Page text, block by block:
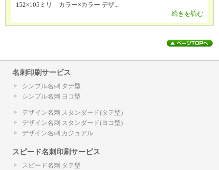
152×105ミリ カラー×カラー デザ...
続きを読む
名刺印刷サービス
シンプル名刺 タテ型
シンプル名刺 ヨコ型
デザイン名刺 スタンダード(タテ型)
デザイン名刺 スタンダード(ヨコ型)
デザイン名刺 カジュアル
スピード名刺印刷サービス
スピード名刺 タテ型